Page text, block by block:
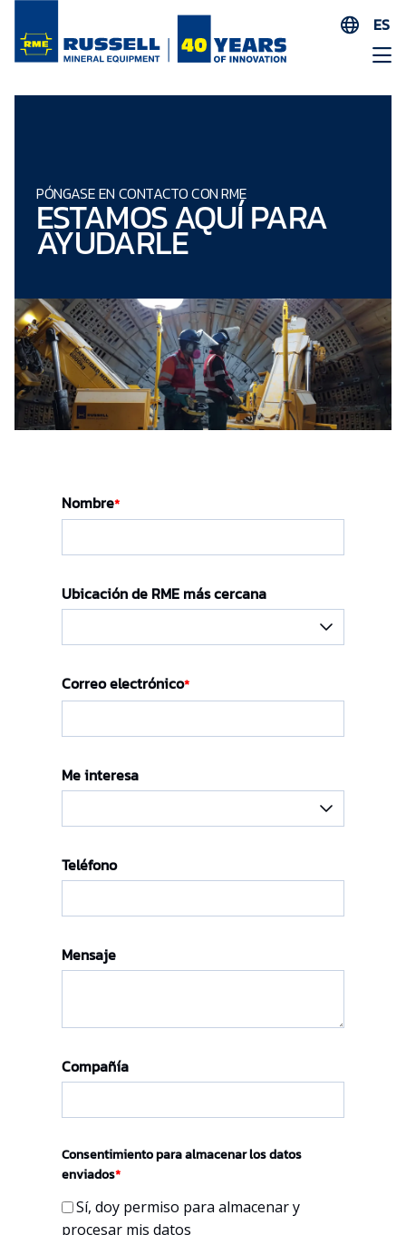
ES
EN
AR
PÓNGASE EN CONTACTO CON RME
ESTAMOS AQUÍ PARA
AYUDARLE
Nombre*
Ubicación de RME más cercana
Correo electrónico*
Me interesa
Teléfono
Mensaje
Compañía
Consentimiento para almacenar los datos
enviados*
Sí, doy permiso para almacenar y
procesar mis datos